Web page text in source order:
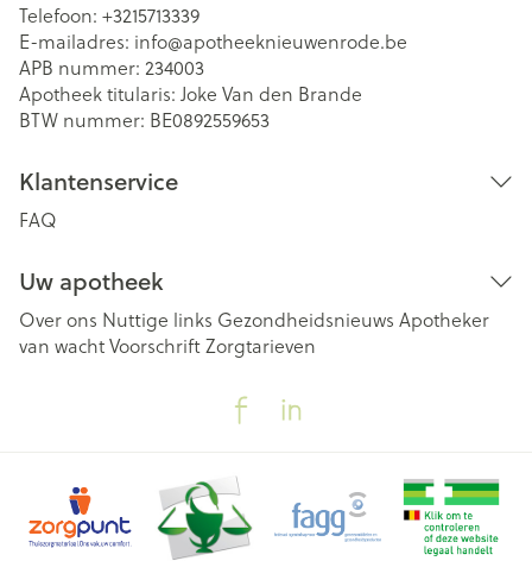
Telefoon: +3215713339
E-mailadres: info@apotheeknieuwenrode.be
APB nummer: 234003
Apotheek titularis: Joke Van den Brande
BTW nummer: BE0892559653
Klantenservice
FAQ
Uw apotheek
Over ons Nuttige links Gezondheidsnieuws Apotheker
van wachtVoorschriftZorgtarieven